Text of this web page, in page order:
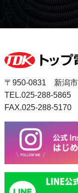
〒950-0831 新潟市
TEL.025-288-5865
FAX.025-288-5170